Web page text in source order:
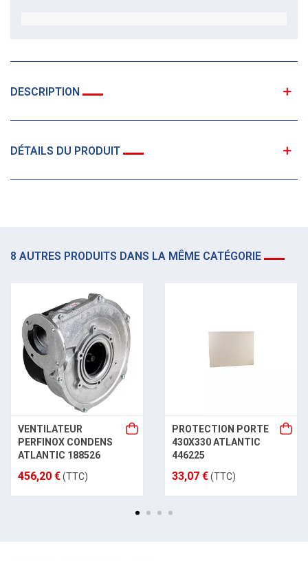
DESCRIPTION
DÉTAILS DU PRODUIT
8 AUTRES PRODUITS DANS LA MÊME CATÉGORIE
VENTILATEUR
PERFINOX CONDENS
ATLANTIC 188526
456,20 €(TTC)
PROTECTION PORTE
430X330 ATLANTIC
446225
33,07 €(TTC)